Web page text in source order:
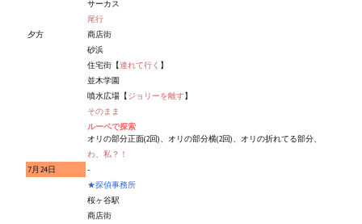
Doom 3 Remaster Fan Edition
X2 - The Threat Remaster Fan Edition
Quake III Arena Remaster Fan Edition
Star Trek Voyager Elite Force Remaster Fan Edition
Sacred Gold Remaster Fan Edition
Aliens versus Predator 1 Remaster Fan Edition
Aliens versus Predator 2 Remaster Fan Edition
サーカス
尾行
夕方
商店街
砂浜
住宅街【連れて行く 】
並木学園
噴水広場【ジョリーを離す】
そのまま
ルーペで探索
オリの部分正面(2回)、オリの部分横(2回)、オリの折れてる部分、
わ、私？！
7月24日
-
★探偵事務所
桜ヶ谷駅
商店街